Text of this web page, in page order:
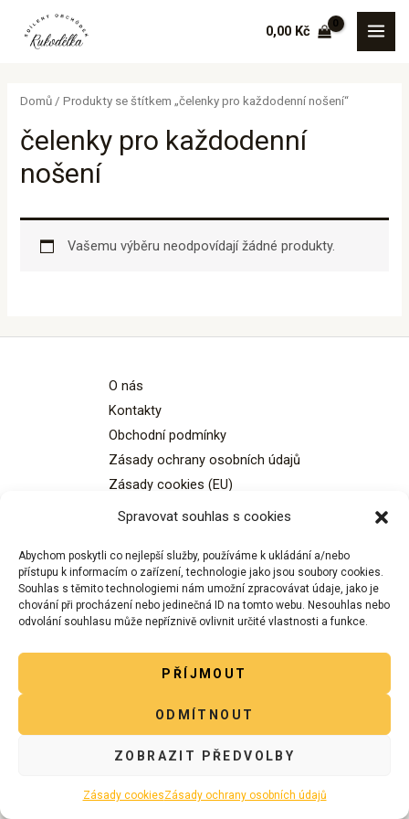
Spravovat souhlas s cookies
Abychom poskytli co nejlepší služby, používáme k ukládání a/nebo
přístupu k informacím o zařízení, technologie jako jsou soubory cookies.
Souhlas s těmito technologiemi nám umožní zpracovávat údaje, jako je
chování při procházení nebo jedinečná ID na tomto webu. Nesouhlas nebo
odvolání souhlasu může nepříznivě ovlivnit určité vlastnosti a funkce.
PŘÍJMOUT
ODMÍTNOUT
ZOBRAZIT PŘEDVOLBY
Zásady cookiesZásady ochrany osobních údajů
Přeskočit
0,00 Kč
Domů / Produkty se štítkem „čelenky pro každodenní nošení“
čelenky pro každodenní
nošení
Vašemu výběru neodpovídají žádné produkty.
O nás
Kontakty
Obchodní podmínky
Zásady ochrany osobních údajů
Zásady cookies (EU)
Copyright © 2026 Rukodělka - Sdílený obchůdek.